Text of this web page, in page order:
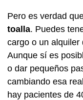
Pero es verdad
toalla. Puedes
cargo o un alquiler
Aunque sí es
o dar pequeños
cambiando esa
hay pacientes de